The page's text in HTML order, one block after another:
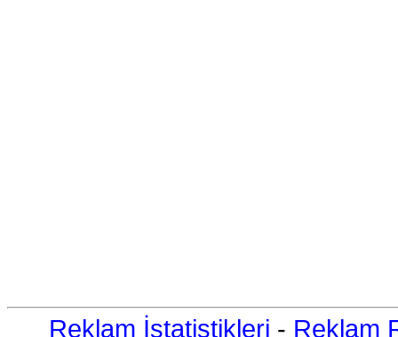
Reklam İstatistikleri - Reklam